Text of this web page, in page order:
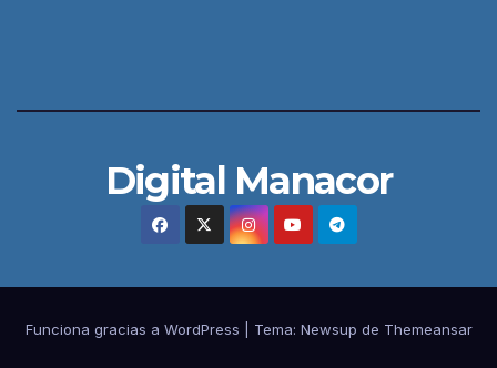
Digital Manacor
Funciona gracias a WordPress Tema: Newsup de Themeansar